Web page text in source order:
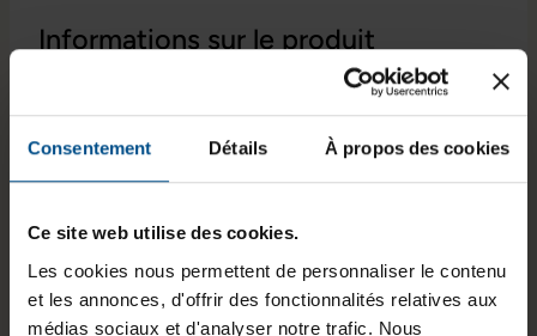
Consentement Détails À propos des cookies
Ce site web utilise des cookies.
Les cookies nous permettent de personnaliser le contenu
et les annonces, d'offrir des fonctionnalités relatives aux
médias sociaux et d'analyser notre trafic. Nous
Informations sur le produit
DELL Latitude 5490 -
PC portable
reconditionné
Performance et durabilité
Le DELL Latitude 5490 combine performance et
praticité dans un format portable. Ce PC